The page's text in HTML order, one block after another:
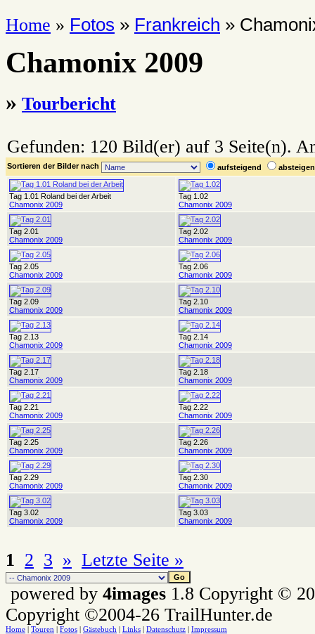
Home » Fotos » Frankreich »
Chamonix 2009
» Tourbericht
Gefunden: 120 Bild(er) auf 3 Seite(n).
Sortieren der Bilder nach aufsteigend
Tag 1.01 Roland bei der Arbeit
Chamonix 2009
Tag 1.02
Chamonix 2009
Tag 2.01
Chamonix 2009
Tag 2.02
Chamonix 2009
Tag 2.05
Chamonix 2009
Tag 2.06
Chamonix 2009
Tag 2.09
Chamonix 2009
Tag 2.10
Chamonix 2009
Tag 2.13
Chamonix 2009
Tag 2.14
Chamonix 2009
Tag 2.17
Chamonix 2009
Tag 2.18
Chamonix 2009
Tag 2.21
Chamonix 2009
Tag 2.22
Chamonix 2009
Tag 2.25
Chamonix 2009
Tag 2.26
Chamonix 2009
Tag 2.29
Chamonix 2009
Tag 2.30
Chamonix 2009
Tag 3.02
Chamonix 2009
Tag 3.03
Chamonix 2009
1 2 3 » Letzte Seite »
powered by 4images 1.8 Copyright ©
Copyright ©2004-26 TrailHunter.de
Home Touren Fotos Gästebuch Links Datenschutz Impressum